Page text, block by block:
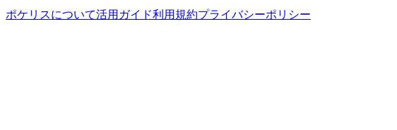
ポケリスについて活用ガイド利用規約プライバシーポリシー